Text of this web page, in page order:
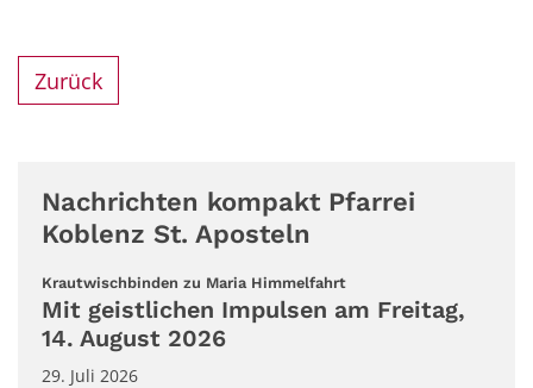
Zurück
Nachrichten kompakt Pfarrei
Koblenz St. Aposteln
Krautwischbinden zu Maria Himmelfahrt:
Mit geistlichen Impulsen am Freitag,
14. August 2026
29. Juli 2026